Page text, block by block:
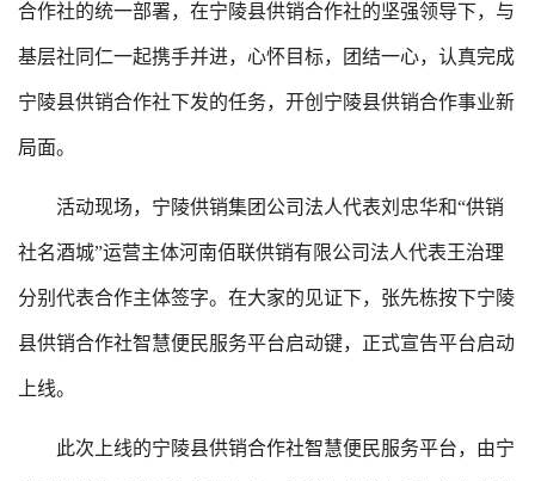
合作社的统一部署，在宁陵县供销合作社的坚强领导下，与
基层社同仁一起携手并进，心怀目标，团结一心，认真完成
宁陵县供销合作社下发的任务，开创宁陵县供销合作事业新
局面。
活动现场，宁陵供销集团公司法人代表刘忠华和“供销
社名酒城”运营主体河南佰联供销有限公司法人代表王治理
分别代表合作主体签字。在大家的见证下，张先栋按下宁陵
县供销合作社智慧便民服务平台启动键，正式宣告平台启动
上线。
此次上线的宁陵县供销合作社智慧便民服务平台，由宁